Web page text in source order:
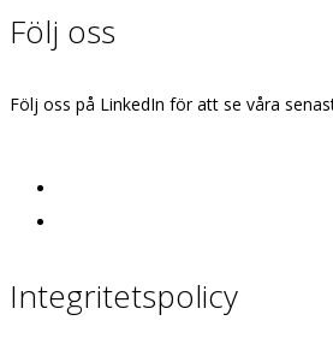
Följ oss
Följ oss på LinkedIn för att se våra
Integritetspolicy